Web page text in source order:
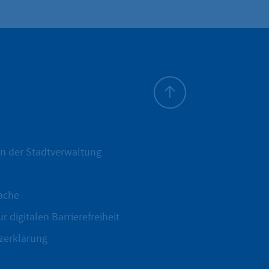
der Stadtverwaltung
digitalen Barrierefreiheit